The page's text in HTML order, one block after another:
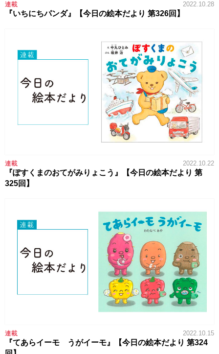
連載 2022.10.28
『いちにちパンダ』【今日の絵本だより 第326回】
連載 2022.10.22
『ぽすくまのおてがみりょこう』【今日の絵本だより 第
325回】
連載 2022.10.15
『てあらイーモ うがイーモ』【今日の絵本だより 第324